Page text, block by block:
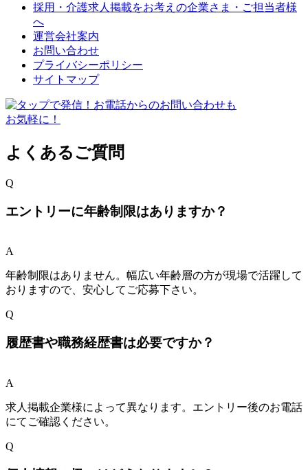
採用・介護求人掲載をお考えの企業さま・ご担当者様
へ
運営会社案内
お問い合わせ
プライバシーポリシー
サイトマップ
よくあるご質問
Q
エントリーに年齢制限はありますか？
A
年齢制限はありません。幅広い年齢層の方が現場で活躍して
おりますので、安心してご応募下さい。
Q
履歴書や職務経歴書は必要ですか？
A
求人掲載企業様によって異なります。エントリー後のお電話
にてご確認ください。
Q